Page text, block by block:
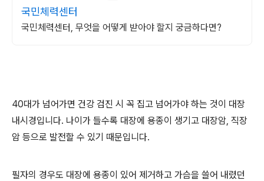
국민체력센터
국민체력센터, 무엇을 어떻게 받아야 할지 궁금하다면?
40대가 넘어가면 건강 검진 시 꼭 집고 넘어가야 하는 것이 대장
내시경입니다. 나이가 들수록 대장에 용종이 생기고 대장암, 직장
암 등으로 발전할 수 있기 때문입니다.
필자의 경우도 대장에 용종이 있어 제거하고 가슴을 쓸어 내렸던